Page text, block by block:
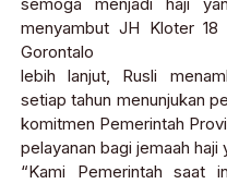
semoga menjadi haji
menyambut JH Kloter
Gorontalo
lebih lanjut, Rusli
setiap tahun menunjukan
komitmen Pemerintah
pelayanan bagi jemaah haji
“Kami Pemerintah saat